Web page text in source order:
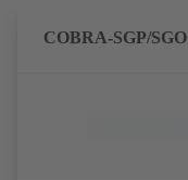
COBRA-SGP/SGO